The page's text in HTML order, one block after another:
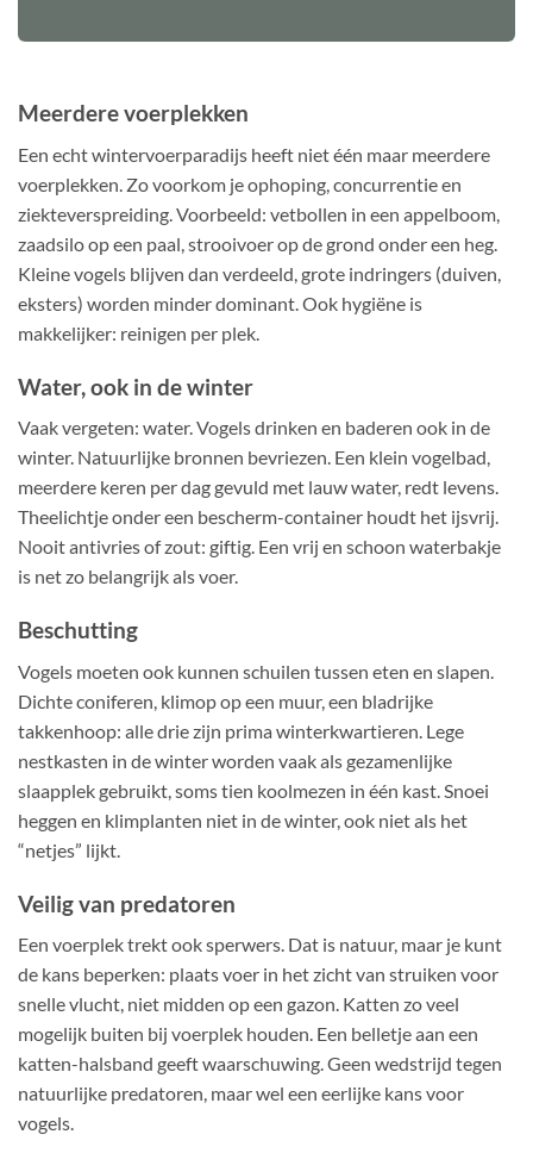
Meerdere voerplekken
Een echt wintervoerparadijs heeft niet één maar meerdere
voerplekken. Zo voorkom je ophoping, concurrentie en
ziekteverspreiding. Voorbeeld: vetbollen in een appelboom,
zaadsilo op een paal, strooivoer op de grond onder een heg.
Kleine vogels blijven dan verdeeld, grote indringers (duiven,
eksters) worden minder dominant. Ook hygiëne is
makkelijker: reinigen per plek.
Water, ook in de winter
Vaak vergeten: water. Vogels drinken en baderen ook in de
winter. Natuurlijke bronnen bevriezen. Een klein vogelbad,
meerdere keren per dag gevuld met lauw water, redt levens.
Theelichtje onder een bescherm-container houdt het ijsvrij.
Nooit antivries of zout: giftig. Een vrij en schoon waterbakje
is net zo belangrijk als voer.
Beschutting
Vogels moeten ook kunnen schuilen tussen eten en slapen.
Dichte coniferen, klimop op een muur, een bladrijke
takkenhoop: alle drie zijn prima winterkwartieren. Lege
nestkasten in de winter worden vaak als gezamenlijke
slaapplek gebruikt, soms tien koolmezen in één kast. Snoei
heggen en klimplanten niet in de winter, ook niet als het
“netjes” lijkt.
Veilig van predatoren
Een voerplek trekt ook sperwers. Dat is natuur, maar je kunt
de kans beperken: plaats voer in het zicht van struiken voor
snelle vlucht, niet midden op een gazon. Katten zo veel
mogelijk buiten bij voerplek houden. Een belletje aan een
katten-halsband geeft waarschuwing. Geen wedstrijd tegen
natuurlijke predatoren, maar wel een eerlijke kans voor
vogels.